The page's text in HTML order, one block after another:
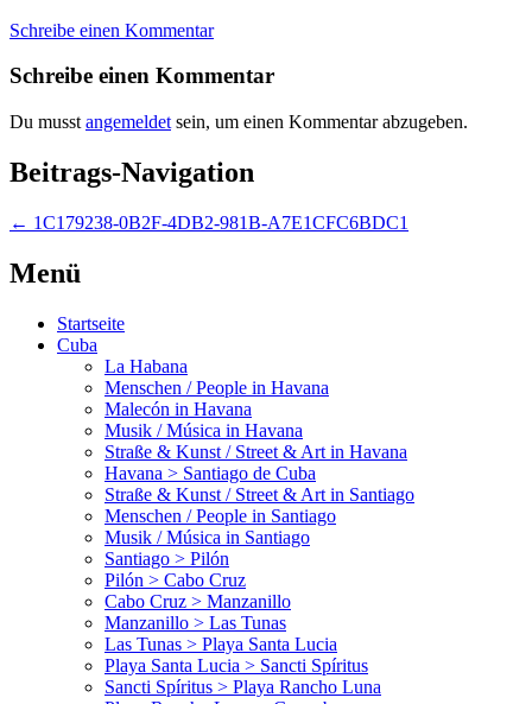
Schreibe einen Kommentar
Schreibe einen Kommentar
Du musst angemeldet sein, um einen Kommentar abzugeben.
Beitrags-Navigation
← 1C179238-0B2F-4DB2-981B-A7E1CFC6BDC1
Menü
Startseite
Cuba
La Habana
Menschen / People in Havana
Malecón in Havana
Musik / Música in Havana
Straße & Kunst / Street & Art in Havana
Havana > Santiago de Cuba
Straße & Kunst / Street & Art in Santiago
Menschen / People in Santiago
Musik / Música in Santiago
Santiago > Pilón
Pilón > Cabo Cruz
Cabo Cruz > Manzanillo
Manzanillo > Las Tunas
Las Tunas > Playa Santa Lucia
Playa Santa Lucia > Sancti Spíritus
Sancti Spíritus > Playa Rancho Luna